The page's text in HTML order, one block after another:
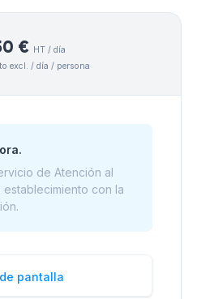
€ HT / día
excl. / día / persona
de Atención al
con la
pantalla